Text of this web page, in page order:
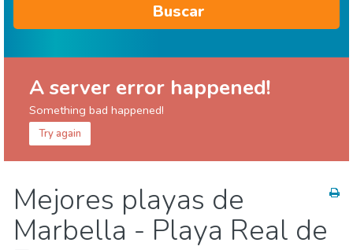
Buscar
A server error happened!
Something bad happened!
Try again
Agenda de eventos
Comida & Restaurantes
Deporte & aventura
Playas
Mejores playas de
Marbella - Playa Real de